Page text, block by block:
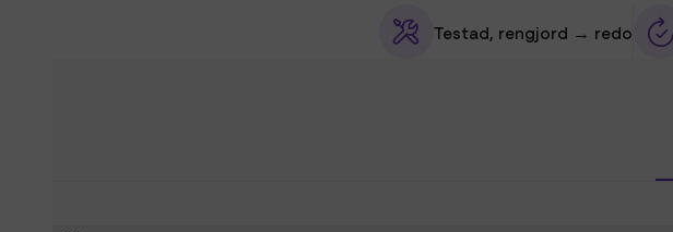
Testad, rengjord → redo